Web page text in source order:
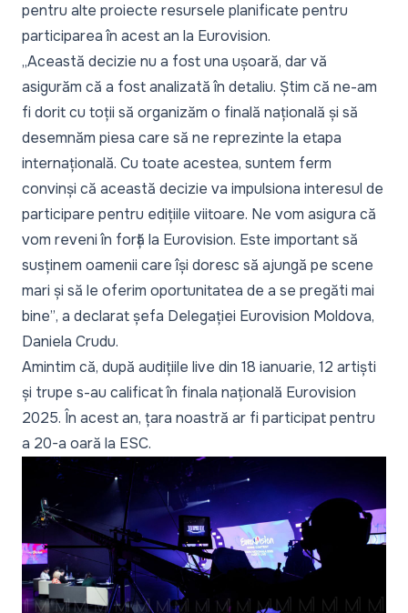
pentru alte proiecte resursele planificate pentru
participarea în acest an la Eurovision.
„Această decizie nu a fost una ușoară, dar vă
asigurăm că a fost analizată în detaliu. Știm că ne-am
fi dorit cu toții să organizăm o finală națională și să
desemnăm piesa care să ne reprezinte la etapa
internațională. Cu toate acestea, suntem ferm
convinși că această decizie va impulsiona interesul de
participare pentru edițiile viitoare. Ne vom asigura că
vom reveni în forță la Eurovision. Este important să
susținem oamenii care își doresc să ajungă pe scene
mari și să le oferim oportunitatea de a se pregăti mai
bine”, a declarat șefa Delegației Eurovision Moldova,
Daniela Crudu.
Amintim că, după audițiile live din 18 ianuarie, 12 artiști
și trupe s-au calificat în finala națională Eurovision
2025. În acest an, țara noastră ar fi participat pentru
a 20-a oară la ESC.